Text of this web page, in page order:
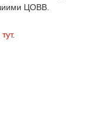
ЦОВВ.
тут.